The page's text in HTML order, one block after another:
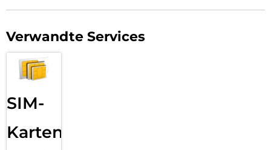
Verwandte Services
SIM-
Karten